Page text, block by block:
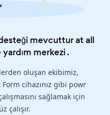
mevcuttur at all
yardım merkezi.
oluşan ekibimiz,
cihazınız gibi powr
sağlamak için
çalışır.